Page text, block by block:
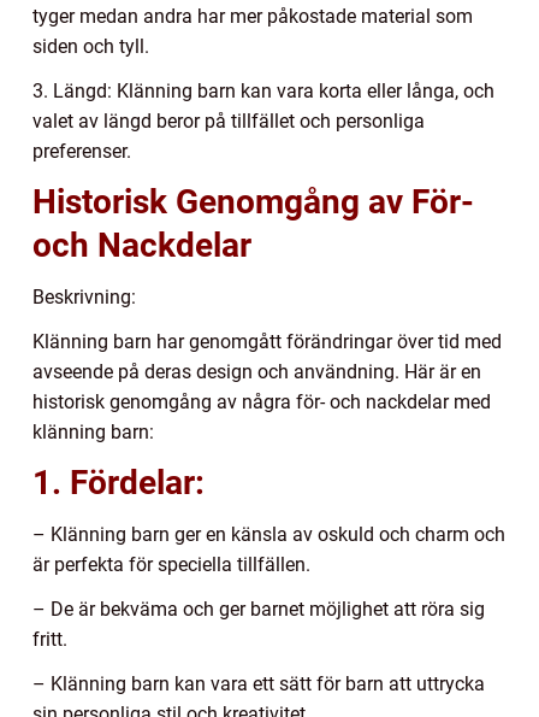
tyger medan andra har mer påkostade material som
siden och tyll.
3. Längd: Klänning barn kan vara korta eller långa, och
valet av längd beror på tillfället och personliga
preferenser.
Historisk Genomgång av För-
och Nackdelar
Beskrivning:
Klänning barn har genomgått förändringar över tid med
avseende på deras design och användning. Här är en
historisk genomgång av några för- och nackdelar med
klänning barn:
1. Fördelar:
– Klänning barn ger en känsla av oskuld och charm och
är perfekta för speciella tillfällen.
– De är bekväma och ger barnet möjlighet att röra sig
fritt.
– Klänning barn kan vara ett sätt för barn att uttrycka